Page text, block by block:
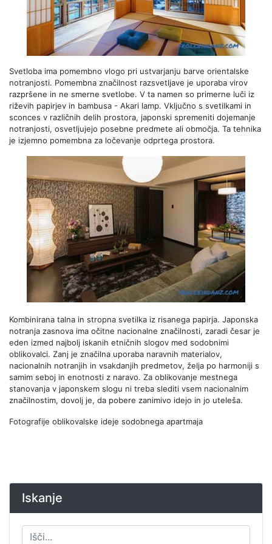
Svetloba ima pomembno vlogo pri ustvarjanju barve orientalske
notranjosti. Pomembna značilnost razsvetljave je uporaba virov
razpršene in ne smerne svetlobe. V ta namen so primerne luči iz
riževih papirjev in bambusa - Akari lamp. Vključno s svetilkami in
sconces v različnih delih prostora, japonski spremeniti dojemanje
notranjosti, osvetljujejo posebne predmete ali območja. Ta tehnika
je izjemno pomembna za ločevanje odprtega prostora.
Kombinirana talna in stropna svetilka iz risanega papirja. Japonska
notranja zasnova ima očitne nacionalne značilnosti, zaradi česar je
eden izmed najbolj iskanih etničnih slogov med sodobnimi
oblikovalci. Zanj je značilna uporaba naravnih materialov,
nacionalnih notranjih in vsakdanjih predmetov, želja po harmoniji s
samim seboj in enotnosti z naravo. Za oblikovanje mestnega
stanovanja v japonskem slogu ni treba slediti vsem nacionalnim
značilnostim, dovolj je, da pobere zanimivo idejo in jo uteleša.
Fotografije oblikovalske ideje sodobnega apartmaja
Iskanje